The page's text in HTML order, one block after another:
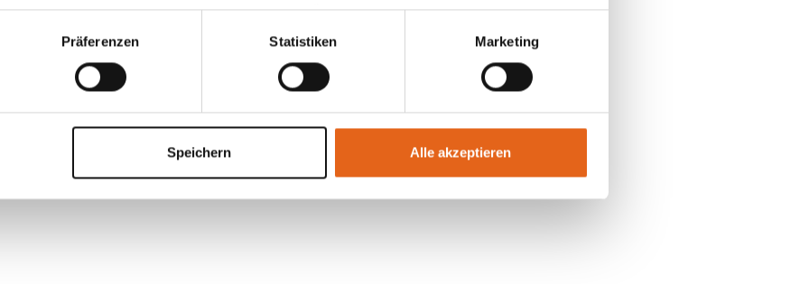
als in der EU. Wir stellen sicher, dass die Übermittlung Ihrer Daten in
Datenschutzgesetzen erfolgt und geeignete Schutzmaßnahmen getroffen werden.
Cookies, wenn Sie unsere Webseite weiterhin nutzen.
Präferenzen Statistiken Marketing
Speichern Alle akzeptieren